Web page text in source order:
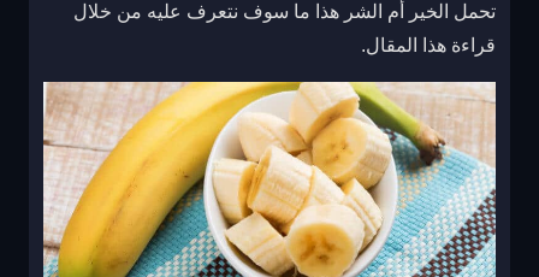
تحمل الخير أم الشر هذا ما سوف نتعرف عليه من خلال
قراءة هذا المقال.